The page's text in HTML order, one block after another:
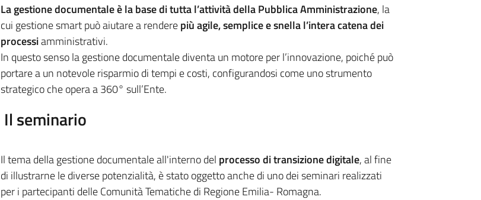
La gestione documentale è la base di tutta l’attività della Pubblica Amministrazione, la
cui gestione smart può aiutare a renderepiù agile, semplice e snella l’intera catena dei
processiamministrativi.
In questo senso la gestione documentale diventa un motore per l’innovazione, poiché può
portare a un notevole risparmio di tempi e costi, configurandosi come uno strumento
strategico che opera a 360° sull’Ente.
Il seminario
Il tema della gestione documentale all'interno del processo di transizione digitale, al fine
di illustrarne le diverse potenzialità, è stato oggetto anche di uno dei seminari realizzati
per i partecipanti delle Comunità Tematiche di Regione Emilia- Romagna.